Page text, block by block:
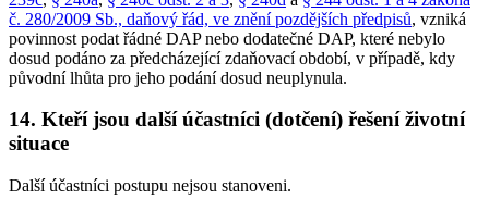
č. 280/2009 Sb., daňový řád, ve znění pozdějších předpisů, vzniká
povinnost podat řádné DAP nebo dodatečné DAP, které nebylo
dosud podáno za předcházející zdaňovací období, v případě, kdy
původní lhůta pro jeho podání dosud neuplynula.
14. Kteří jsou další účastníci (dotčení) řešení životní
situace
Další účastníci postupu nejsou stanoveni.